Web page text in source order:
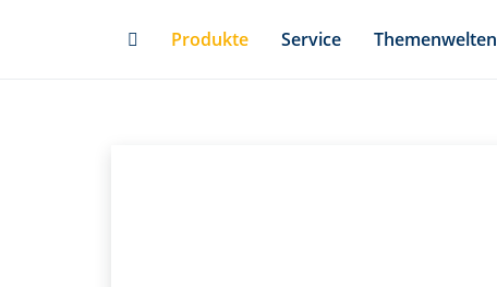
Produkte Service Themenwelten